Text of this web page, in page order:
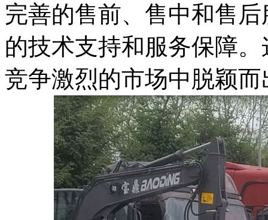
完善的售前、售中和售
的技术支持和服务保障
竞争激烈的市场中脱颖